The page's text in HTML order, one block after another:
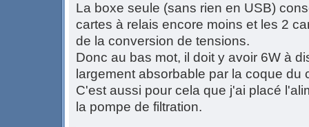
La boxe seule (sans rien en USB)
cartes à relais encore moins et les 2
de la conversion de tensions.
Donc au bas mot, il doit y avoir 6W à
largement absorbable par la coque du
C'est aussi pour cela que j'ai placé
la pompe de filtration.